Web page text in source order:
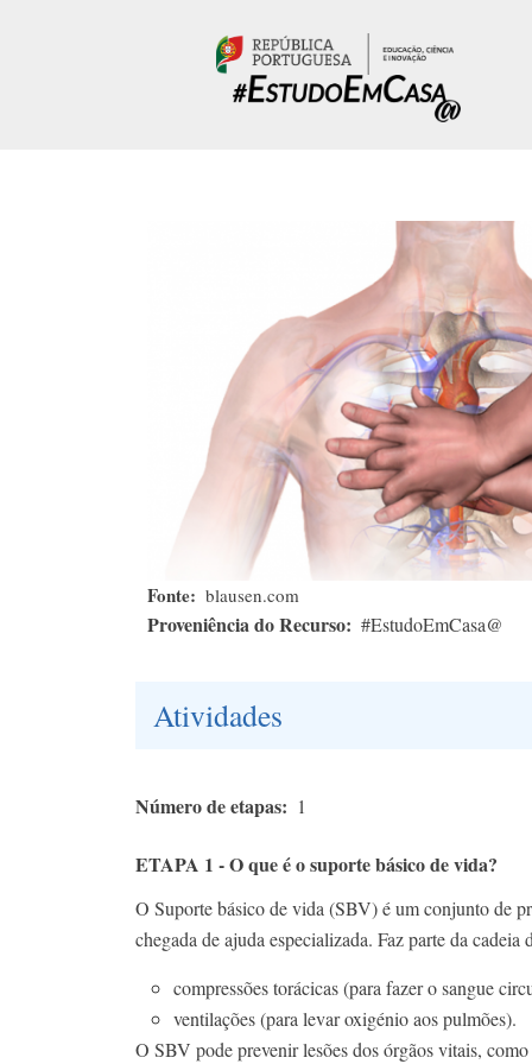
Fonte blausen.com
Proveniência do Recurso #EstudoEmCasa@
Atividades
Número de etapas 1
ETAPA 1 - O que é o suporte básico de vida?
O Suporte básico de vida (SBV) é um conjunto de
chegada de ajuda especializada. Faz parte da cadeia
compressões torácicas (para fazer o sangue
ventilações (para levar oxigénio aos pulmões).
O SBV pode prevenir lesões dos órgãos vitais,